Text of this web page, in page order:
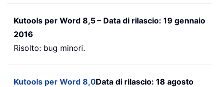
Kutools per Word 8,5 – Data di rilascio: 19 gennaio
2016
Risolto: bug minori.
Kutools per Word 8,0Data di rilascio: 18 agosto